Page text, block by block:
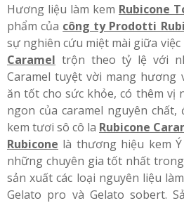
Hương liệu làm kem Rubicone
phẩm của công ty Prodotti
sự nghiên cứu miệt mài giữa
Caramel trộn theo tỷ lệ với
Caramel tuyệt vời mang hương
ăn tốt cho sức khỏe, có thêm vị
ngon của caramel nguyên
kem tươi sô cô la Rubicone
Rubicone là thương hiệu kem
những chuyên gia tốt nhất
sản xuất các loại nguyên liệu
Gelato pro và Gelato sobert.